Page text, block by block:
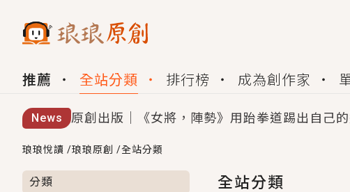
推薦 全站分類 排行榜 成為創作家
News 原創出版｜《女將，陣勢》用跆拳道踢出自己
創,作家招募｜華文小說創作首選！有機會獲得
小編心動書單｜《離婚你提的，二婚嫁大佬，
琅琅悅讀 /琅琅原創 /全站分類
分類
全站分類